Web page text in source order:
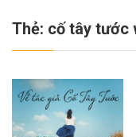
Thẻ: cố tây tước